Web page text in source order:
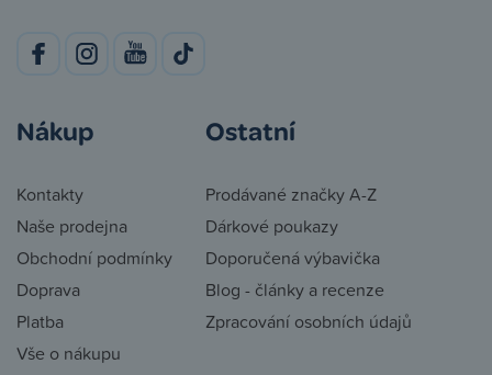
Nákup
Kontakty
Naše prodejna
Obchodní podmínky
Doprava
Platba
Vše o nákupu
Ostatní
Prodávané značky A-Z
Dárkové poukazy
Doporučená výbavička
Blog - články a recenze
Zpracování osobních údajů